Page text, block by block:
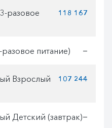
разовое
118 167
питание) —
Взрослый
107 244
Детский (завтрак)—